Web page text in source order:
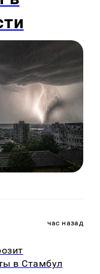
час назад
в Стамбул